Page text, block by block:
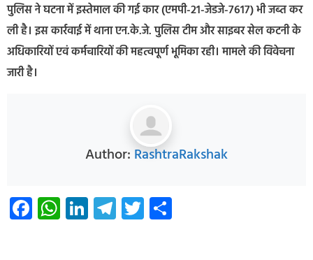
पुलिस ने घटना में इस्तेमाल की गई कार (एमपी-21-जेडजे-7617) भी जब्त कर
ली है। इस कार्रवाई में थाना एन.के.जे. पुलिस टीम और साइबर सेल कटनी के
अधिकारियों एवं कर्मचारियों की महत्वपूर्ण भूमिका रही। मामले की विवेचना
जारी है।
Author: RashtraRakshak
Facebook
WhatsApp
LinkedIn
Telegram
Twitter